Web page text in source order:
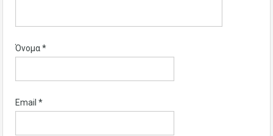
Όνομα*
Email *